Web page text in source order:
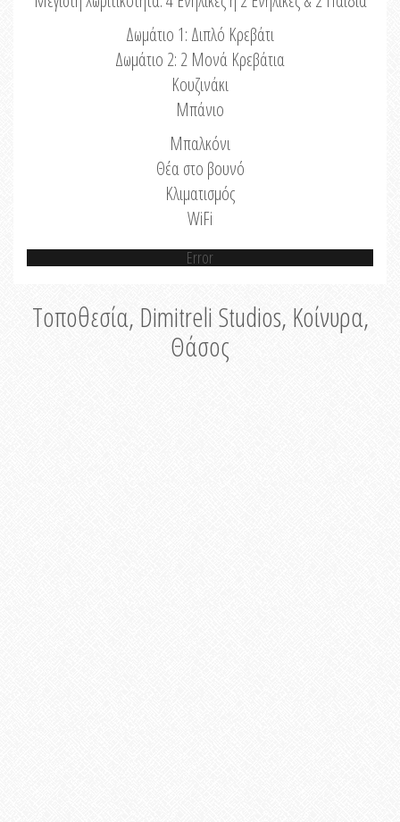
Δωμάτιο 1: Διπλό Κρεβάτι
Δωμάτιο 2: 2 Μονά Κρεβάτια
Κουζινάκι
Μπάνιο
Μπαλκόνι
Θέα στο βουνό
Κλιματισμός
WiFi
Error
Τοποθεσία, Dimitreli Studios, Κοίνυρα,
Θάσος